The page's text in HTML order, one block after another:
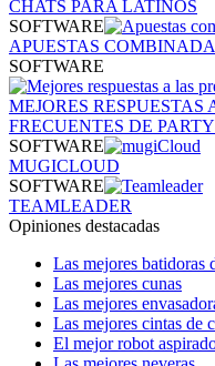
CHATS PARA LATINOS
SOFTWARE
APUESTAS
SOFTWARE
MEJORES
FRECUENTES DE
SOFTWARE
MUGICLOUD
SOFTWARE
TEAMLEADER
Opiniones destacadas
Las mejores batidoras
Las mejores cunas
Las mejores
Las mejores cintas de
El mejor robot